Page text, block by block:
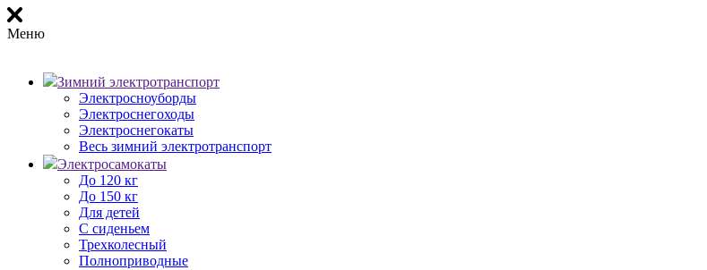
Меню
Зимний электротранспорт
Электросноуборды
Электроснегоходы
Электроснегокаты
Весь зимний электротранспорт
Электросамокаты
До 120 кг
До 150 кг
Для детей
С сиденьем
Трехколесный
Полноприводные